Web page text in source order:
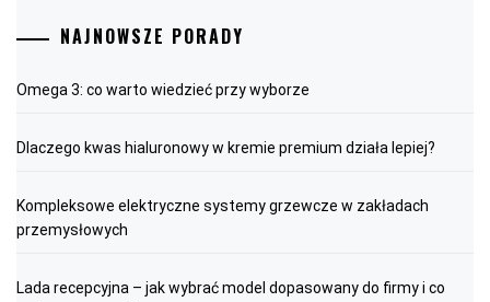
NAJNOWSZE PORADY
Omega 3: co warto wiedzieć przy wyborze
Dlaczego kwas hialuronowy w kremie premium działa lepiej?
Kompleksowe elektryczne systemy grzewcze w zakładach
przemysłowych
Lada recepcyjna – jak wybrać model dopasowany do firmy i co